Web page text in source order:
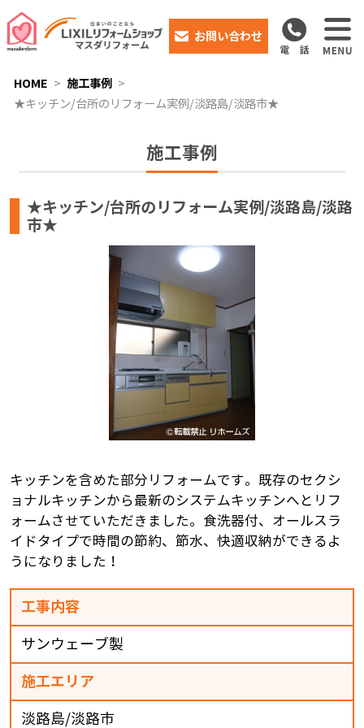
お問い合わせ
HOME
施工事例
★キッチン/台所のリフォーム実例/淡路島/淡路市★
施工事例
★キッチン/台所のリフォーム実例/淡路島/淡路
市★
キッチンを含めた部分リフォームです。既存のセクシ
ョナルキッチンから最新のシステムキッチンへとリフ
ォームさせていただきました。食洗器付、オールスラ
イドタイプで時間の節約、節水、快適収納ができるよ
うになりました！
工事内容
サンウェーブ製
施工エリア
淡路島/淡路市